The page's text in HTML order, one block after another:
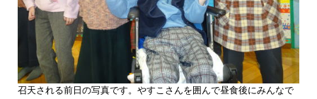
召天される前日の写真です。やすこさんを囲んで昼食後にみんなで